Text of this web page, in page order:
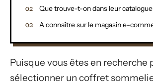
Que trouve-t-on dans leur
A connaître sur le magasin e-
Puisque vous êtes en recherche
sélectionner un coffret